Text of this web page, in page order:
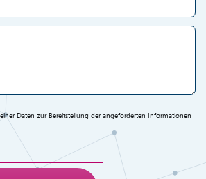
Daten zur Bereitstellung der angeforderten Informationen